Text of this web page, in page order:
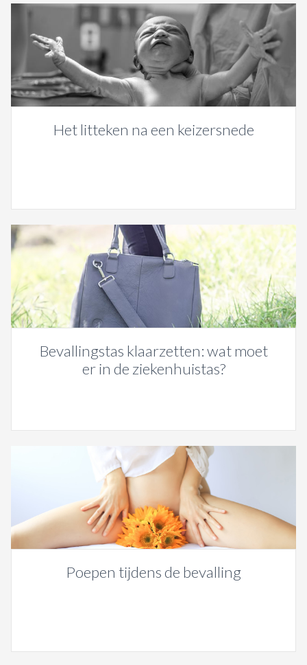
Het litteken na een keizersnede
Bevallingstas klaarzetten: wat moet
er in de ziekenhuistas?
Poepen tijdens de bevalling